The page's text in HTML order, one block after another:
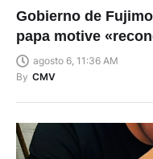
Gobierno de
papa motive
agosto 6, 11:36 AM
By CMV